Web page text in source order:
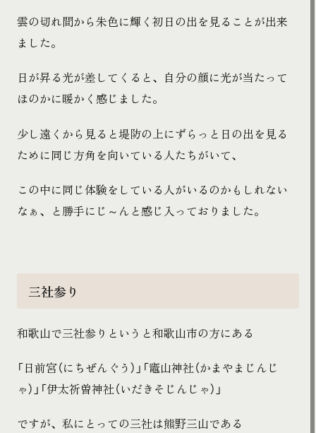
雲の切れ間から朱色に輝く初日の出を見ることが出来
ました。
日が昇る光が差してくると、自分の顔に光が当たって
ほのかに暖かく感じました。
少し遠くから見ると堤防の上にずらっと日の出を見る
ために同じ方角を向いている人たちがいて、
この中に同じ体験をしている人がいるのかもしれない
なぁ、と勝手にじ～んと感じ入っておりました。
三社参り
和歌山で三社参りというと和歌山市の方にある
「日前宮（にちぜんぐう）」「竈山神社（かまやまじんじ
ゃ）」「伊太祈曽神社（いだきそじんじゃ）」
ですが、私にとっての三社は熊野三山である